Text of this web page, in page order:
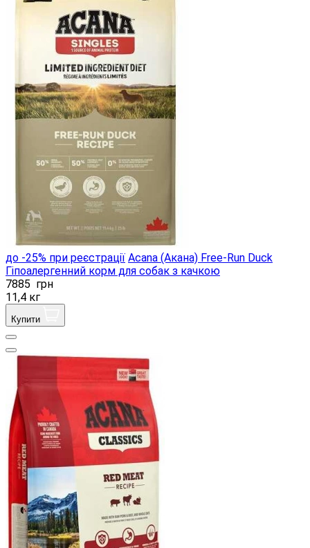
до -25% при реєстрації Acana (Акана) Free-Run Duck
Гіпоалергенний корм для собак з качкою
7885 грн
11,4 кг
Купити